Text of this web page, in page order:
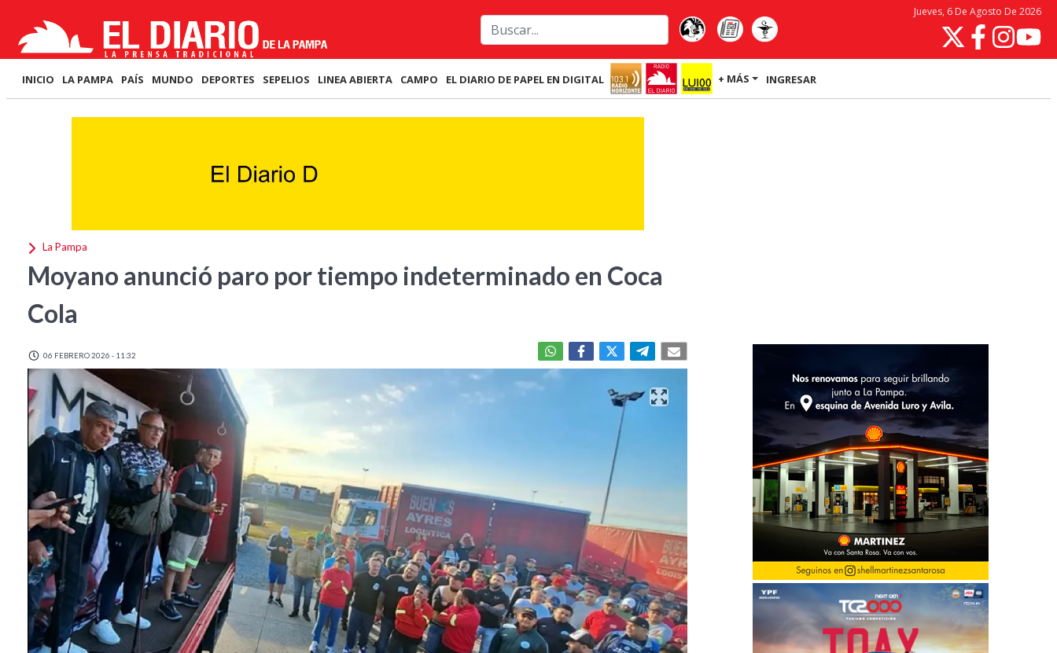
Jueves, 6 De Agosto De 2026
INICIO LA PAMPA PAÍS MUNDO DEPORTES SEPELIOS LINEA ABIERTA CAMPO EL DIARIO DE PAPEL EN DIGITAL + MÁS INGRESAR
La Pampa
Moyano anunció paro por tiempo indeterminado en Coca
Cola
06 FEBRERO 2026 - 11:32